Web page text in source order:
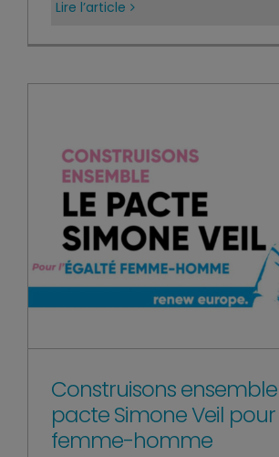
Lire l’article
Construisons
pacte Simone Veil pour
femme-homme